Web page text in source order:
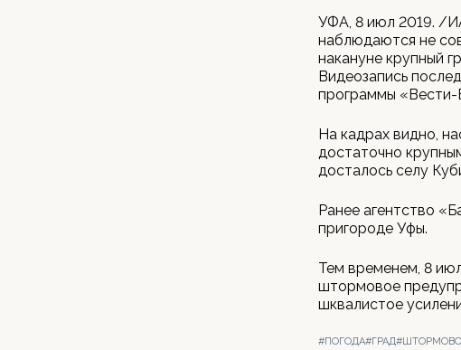
УФА, 8 июл 2019. /
наблюдаются не
накануне крупный
Видеозапись
программы
На кадрах видно,
достаточно
досталось селу
Ранее агентство
пригороде Уфы.
Тем временем, 8
штормовое
шквалистое
#ПОГОДА#ГРАД